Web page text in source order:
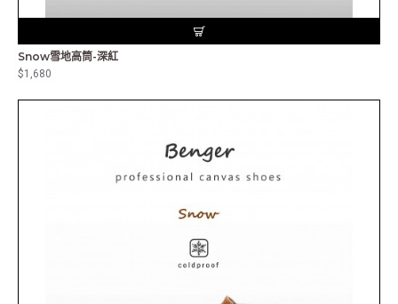
Snow雪地高筒-深紅
$1,680